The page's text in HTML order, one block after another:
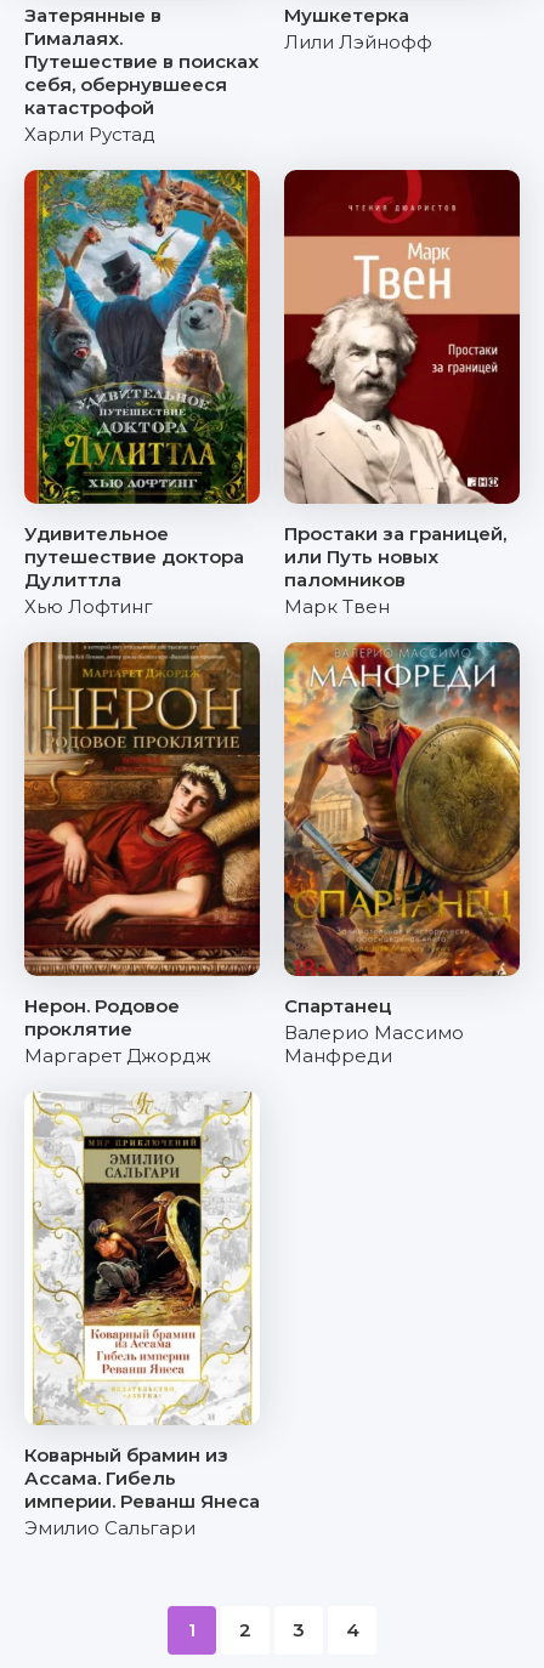
Затерянные в
Гималаях.
Путешествие в поисках
себя, обернувшееся
катастрофой
Харли Рустад
Мушкетерка
Лили Лэйнофф
Удивительное
путешествие доктора
Дулиттла
Хью Лофтинг
Простаки за границей,
или Путь новых
паломников
Марк Твен
Нерон. Родовое
проклятие
Маргарет Джордж
Спартанец
Валерио Массимо
Манфреди
Коварный брамин из
Ассама. Гибель
империи. Реванш Янеса
Эмилио Сальгари
1 2 3 4